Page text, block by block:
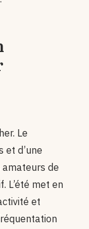
Le
et d’une
de
L’été met en
et